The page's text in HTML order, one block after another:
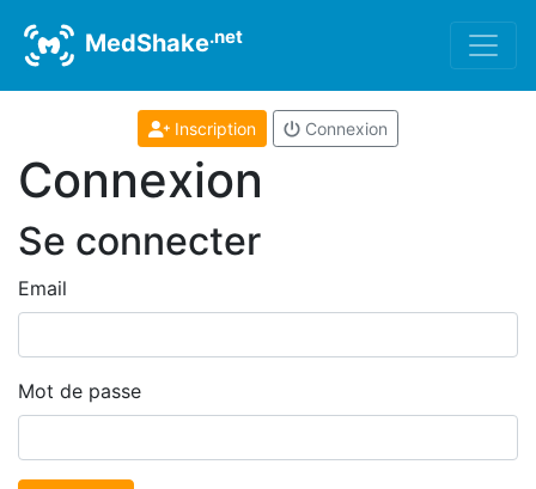
MedShake.net
Inscription Connexion
Connexion
Se connecter
Email
Mot de passe